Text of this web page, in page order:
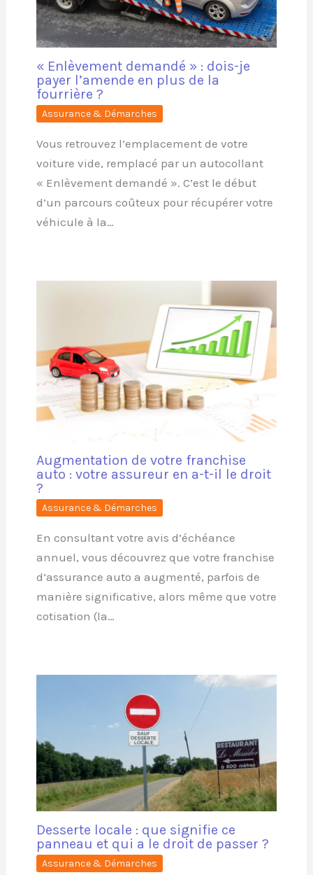
« Enlèvement demandé » : dois-je
payer l’amende en plus de la
fourrière ?
Assurance & Démarches
Vous retrouvez l’emplacement de votre
voiture vide, remplacé par un autocollant
« Enlèvement demandé ». C’est le début
d’un parcours coûteux pour récupérer votre
véhicule à la…
Augmentation de votre franchise
auto : votre assureur en a-t-il le droit
?
Assurance & Démarches
En consultant votre avis d’échéance
annuel, vous découvrez que votre franchise
d’assurance auto a augmenté, parfois de
manière significative, alors même que votre
cotisation (la…
Desserte locale : que signifie ce
panneau et qui a le droit de passer ?
Assurance & Démarches